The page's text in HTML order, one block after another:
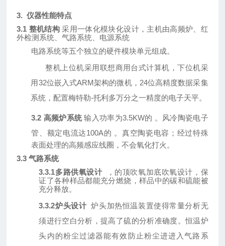
3. 仪器性能特点
3.1 整机结构采用一体化模块化设计，主机由高频炉、红
外检测系统、气路系统、电源系统
电路系统等五个独立的硬件模块单元组成。
整机上位机采用联想商用台式计算机，下位机采
用32位嵌入式ARM架构的微机，24位高精度数据采集
系统，配置梅特勒-托利多万分之一精度的电子天平。
3.2 高频炉系统输入功率为3.5KW的 。
风冷陶瓷电子
管、额定电流达100A的 。 真空陶瓷电容；经过特殊
表面处理的高频感应线圈，不会氧化打火。
3.3 气路系统
3.3.1多路供氧设计
， 的顶吹氧加底吹氧设计，保
证了各种样品都能充分燃烧，样品中的碳和硫能被
充分释放。
3.3.2炉头设计 炉头加热恒温装置使得常量分析无
须进行空白分析，提高了硫的分析准确度。恒温炉
头内的粉尘过滤器能有效防止粉尘进进入气路系